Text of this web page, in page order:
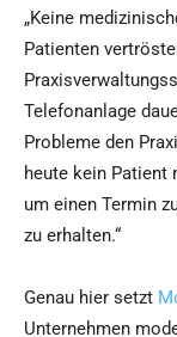
„Keine
Patienten
Telefonanlage
Probleme den
heute kein Patient
um einen Termin
zu erhalten.“
Genau hier setzt
Unternehmen